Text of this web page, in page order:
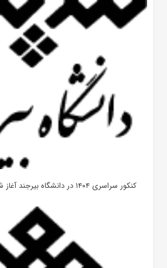
کنکور سراسری ۱۴۰۴ در دانشگاه بیرجند آغاز شد